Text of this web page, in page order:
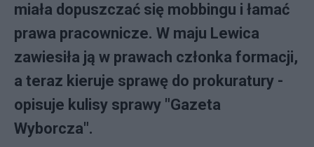
miała dopuszczać się mobbingu i łamać
prawa pracownicze. W maju Lewica
zawiesiła ją w prawach członka formacji,
a teraz kieruje sprawę do prokuratury -
opisuje kulisy sprawy "Gazeta
Wyborcza".